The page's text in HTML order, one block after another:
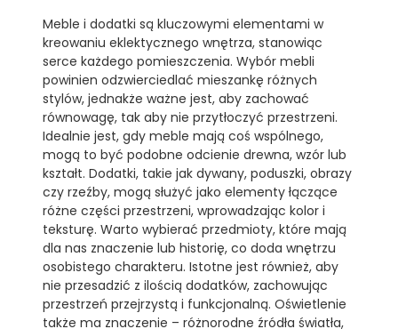
Meble i dodatki są kluczowymi elementami w
kreowaniu eklektycznego wnętrza, stanowiąc
serce każdego pomieszczenia. Wybór mebli
powinien odzwierciedlać mieszankę różnych
stylów, jednakże ważne jest, aby zachować
równowagę, tak aby nie przytłoczyć przestrzeni.
Idealnie jest, gdy meble mają coś wspólnego,
mogą to być podobne odcienie drewna, wzór lub
kształt. Dodatki, takie jak dywany, poduszki, obrazy
czy rzeźby, mogą służyć jako elementy łączące
różne części przestrzeni, wprowadzając kolor i
teksturę. Warto wybierać przedmioty, które mają
dla nas znaczenie lub historię, co doda wnętrzu
osobistego charakteru. Istotne jest również, aby
nie przesadzić z ilością dodatków, zachowując
przestrzeń przejrzystą i funkcjonalną. Oświetlenie
także ma znaczenie – różnorodne źródła światła,